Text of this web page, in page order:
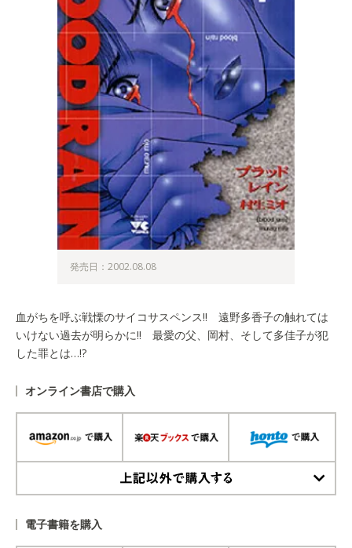
発売日：2002.08.08
血がちを呼ぶ戦慄のサイコサスペンス!! 遠野多香子の触れては
いけない過去が明らかに!! 最愛の父、岡村、そして多佳子が犯
した罪とは…!?
オンライン書店で購入
電子書籍を購入